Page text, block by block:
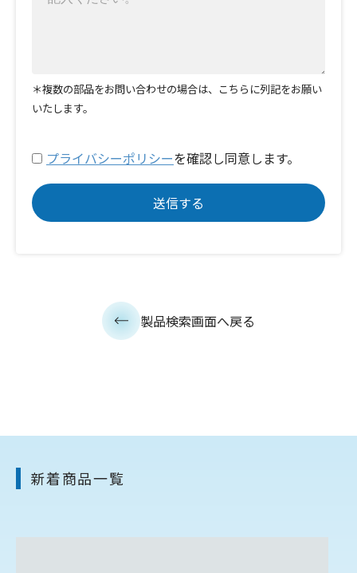
＊複数の部品をお問い合わせの場合は、こちらに列記をお願い
いたします。
プライバシーポリシーを確認し同意します。
製品検索画面へ戻る
新着商品一覧